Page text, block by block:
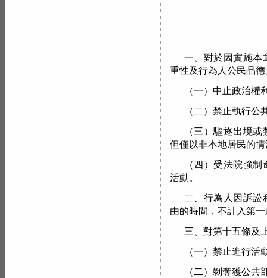
一、對於因實施本
重性及行為人公民品
（一）中止政治權
（二）禁止執行公
（三）驅逐出境
但僅以非本地居民的
（四）受法院強
活動。
二、行為人因訴
由的時間，不計入第
三、對第十五條及
（一）禁止進行活
（二）剝奪獲公共